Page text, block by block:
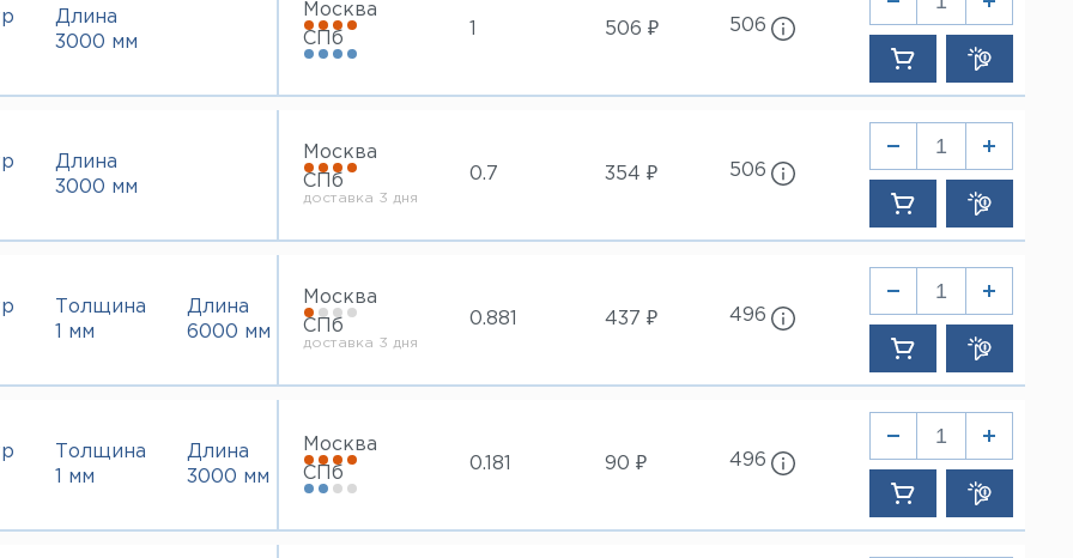
Длина
3000 мм
Москва
СПб
506 ₽ 506
Длина
3000 мм
Москва
СПб
доставка 3 дня
0.7 354 ₽ 506
Толщина
1 мм
Длина
6000 мм
Москва
СПб
доставка 3 дня
0.881 437 ₽ 496
Толщина
1 мм
Длина
3000 мм
Москва
СПб
0.181 90 ₽ 496